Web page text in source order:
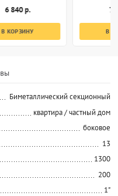
6 840 р.
В КОРЗИНУ
7
В
Биметаллический секционный
квартира / частный дом
боковое
13
1300
200
1"